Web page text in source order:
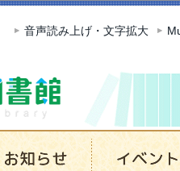
この
音声読み上げ・文字拡大